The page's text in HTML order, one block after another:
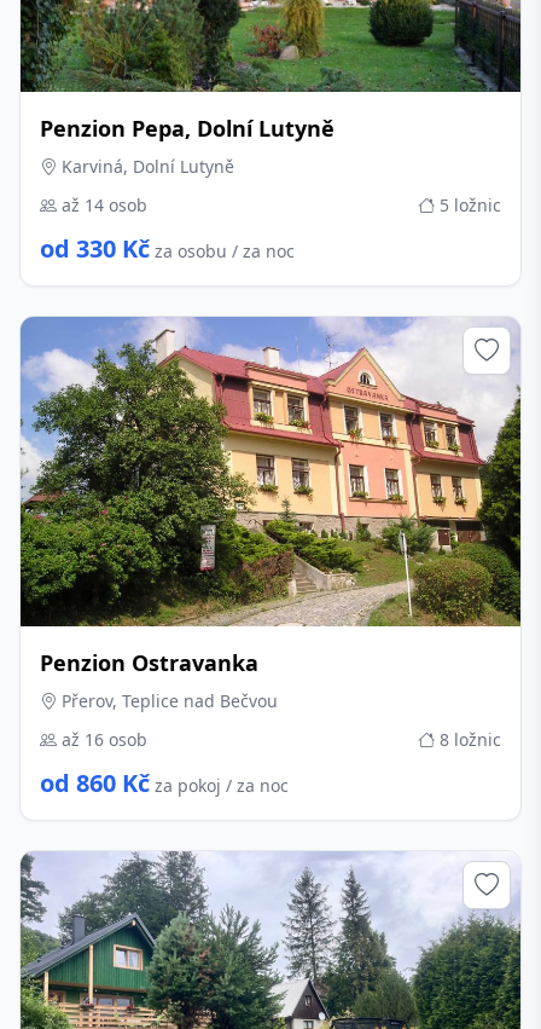
Penzion Pepa, Dolní Lutyně
Karviná, Dolní Lutyně
až 14 osob
5 ložnic
od 330 Kč za osobu / za noc
Penzion Ostravanka
Přerov, Teplice nad Bečvou
až 16 osob
8 ložnic
od 860 Kč za pokoj / za noc